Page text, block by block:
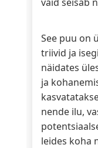
See puu on
triivid ja
näidates
ja
nende ilu,
leides koha